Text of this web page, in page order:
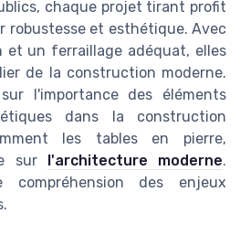
chaque projet tirant profit
robustesse et esthétique. Avec
et un ferraillage adéquat, elles
de la construction moderne.
l'importance des éléments
dans la construction
les tables en pierre,
sur l'architecture moderne.
compréhension des enjeux